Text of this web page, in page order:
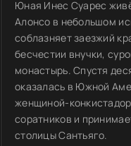
Юная Инес Суарес
Алонсо в небольшом
соблазняет заезжий
бесчестии внучки,
монастырь. Спустя
оказалась в Южной
женщиной-
соратников и
столицы Сантьяго.